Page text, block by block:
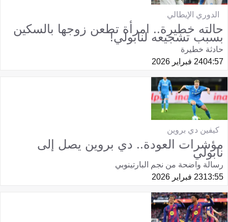
الدوري الإيطالي
حالته خطيرة.. امرأة تطعن زوجها بالسكين
بسبب تشجيعه لنابولي!
حادثة خطيرة
04:5724 فبراير 2026
كيفين دي بروين
مؤشرات العودة.. دي بروين يصل إلى
نابولي
رسالة واضحة من نجم البارتينوبي
13:5523 فبراير 2026